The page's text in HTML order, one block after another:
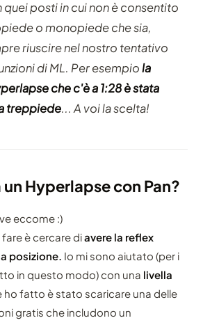
posti in cui non è consentito
o monopiede che sia,
riuscire nel nostro tentativo
di ML. Per esempiola
che c'è a 1:28 è stata
treppiede... A voi la scelta!
Hyperlapse con Pan?
eccome :)
è cercare diavere la reflex
posizione. Io mi sono aiutato (per i
in questo modo) con una livella
ho fatto è stato scaricare una delle
gratis che includono un